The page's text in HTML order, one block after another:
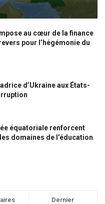
au cœur de la finance
pour l’hégémonie du
d’Ukraine aux États-
équatoriale renforcent
domaines de l’éducation
Dernier